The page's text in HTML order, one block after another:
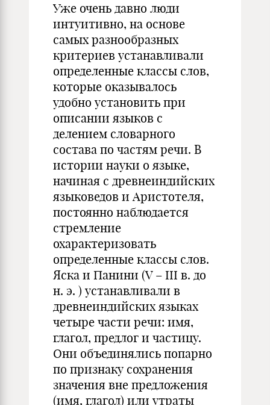
Уже очень давно люди
интуитивно, на основе
самых разнообразных
критериев устанавливали
определенные классы слов,
которые оказывалось
удобно установить при
описании языков с
делением словарного
состава по частям речи. В
истории науки о языке,
начиная с древнеиндийских
языковедов и Аристотеля,
постоянно наблюдается
стремление
охарактеризовать
определенные классы слов.
Яска и Панини (V – III в. до
н. э. ) устанавливали в
древнеиндийских языках
четыре части речи: имя,
глагол, предлог и частицу.
Они объединялись попарно
по признаку сохранения
значения вне предложения
(имя, глагол) или утраты